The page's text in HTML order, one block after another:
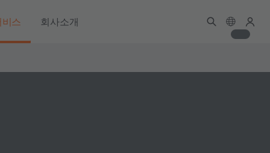
스 회사소개